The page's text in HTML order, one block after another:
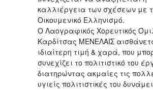
καλλιέργεια των σχέσεων με
Οικουμενικό Ελληνισμό.
Ο Λαογραφικός Χορευτικός
Καρδίτσας ΜΕΝΕΛΑΙΣ
ιδιαίτερη τιμή & χαρά, που
συνεχίζει το πολιτιστικό του
διατηρώντας ακμαίες τις
υγιείς πολιτιστικές του